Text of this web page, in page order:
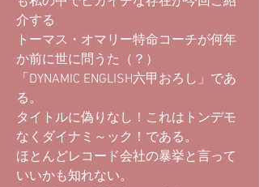
介する
トーマス・オマリー特命コーチが何年
か前に世に問うた（？）
「DYNAMIC ENGLISH六甲おろし」であ
る。
タイトルに偽りなし！これはトンデモ
なくダイナミ～ック！である。
ほとんどレコード会社の暴挙と言って
いいかも知れない。